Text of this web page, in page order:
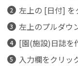
左上の [日付] を
左上のプルダウ
[園(施設)日誌を
入力欄をクリッ